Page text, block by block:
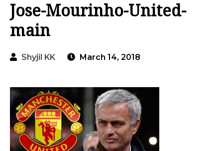
Jose-Mourinho-United-
main
Shyjil KK March 14, 2018